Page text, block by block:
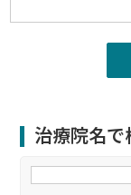
治療院名で